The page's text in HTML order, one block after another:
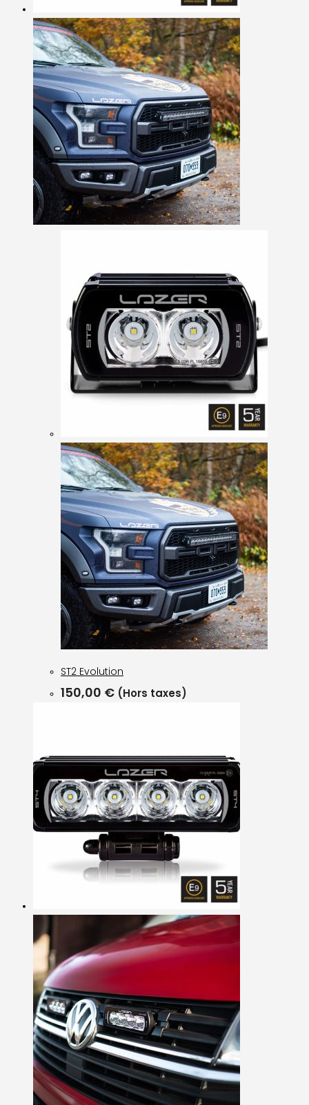
ST2 Evolution
150,00 € (Hors taxes)